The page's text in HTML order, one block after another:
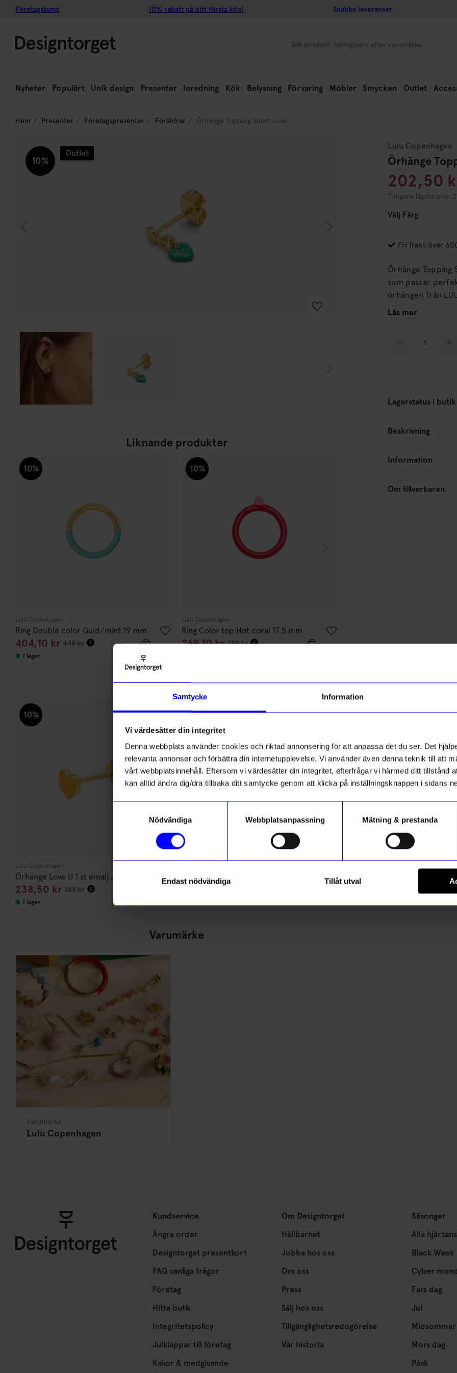
Samtycke Information
Vi värdesätter din integritet
Denna webbplats använder cookies och riktad annonsering för att anpassa det du ser. Det
relevanta annonser och förbättra din internetupplevelse. Vi använder även denna teknik till att
vårt webbplatsinnehåll. Eftersom vi värdesätter din integritet, efterfrågar vi härmed ditt tillstånd
kan alltid ändra dig/dra tillbaka ditt samtycke genom att klicka på inställningsknappen i sidans
Nödvändiga
Webbplatsanpassning Mätning & prestanda
Endast nödvändiga Tillåt utval
Företagskund 10% rabatt på ditt första köp! Snabba leveranser
Nyheter Populärt Unik design Presenter Inredning Kök Belysning Förvaring Möbler Smycken Outlet
Hem Presenter Företagspresenter Föräldrar Örhänge Topping Short Love
10%
Outlet
Liknande produkter
10%
Lulu Copenhagen
Ring Double color Guld/mint 19 mm
404,10 kr 449kr
I lager
10%
Lulu Copenhagen
Ring Color top Hot coral 17,5 mm
269,10kr 299kr 337,50kr 375kr
10%
Lulu Copenhagen
Örhänge Love U 1 st emalj sunflower
238,50 kr 265kr
I lager
10%
Örhänge Love U 1 st guld
kr
10%
Örhänge Amour 1st silver
Varumärke
Varumärke
Lulu Copenhagen
Lulu Copenhagen
Örhänge
202,50
Tidigare lägsta pris:
Välj Färg
Fri frakt över
Örhänge Topping
som passar
örhängen från
Örhängerna säljs styckvis. Material:
koppar.
Läs mer
Lagerstatus i butik
Beskrivning
Information
Om tillverkaren
Kundservice
Ångra order
Designtorget presentkort
FAQ vanliga frågor
Företag
Hitta butik
Integritetspolicy
Julklappar till företag
Kakor & medgivande
Om Designtorget
Hållbarhet
Jobba hos oss
Om oss
Press
Sälj hos oss
Tillgänglighetsredogörelse
Vår historia
Säsonger
Alla
Black Week
Cyber
Fars dag
Jul
Midsommar
Mors dag
Påsk